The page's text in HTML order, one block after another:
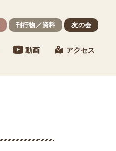
刊行物／資料 友の会
動画 アクセス